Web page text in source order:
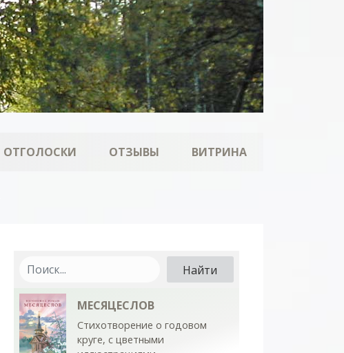
ОТГОЛОСКИ ОТЗЫВЫ ВИТРИНА
МЕСЯЦЕСЛОВ
Стихотворение о годовом
круге, с цветными